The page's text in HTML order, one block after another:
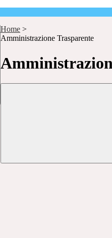
Home >
Amministrazione Trasparente